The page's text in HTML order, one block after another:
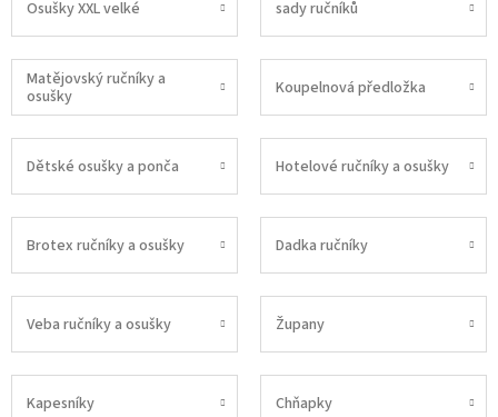
Osušky XXL velké sady ručníků
Matějovský ručníky a
osušky
Koupelnová předložka
Dětské osušky a ponča Hotelové ručníky a osušky
Brotex ručníky a osušky Dadka ručníky
Veba ručníky a osušky Župany
Kapesníky Chňapky